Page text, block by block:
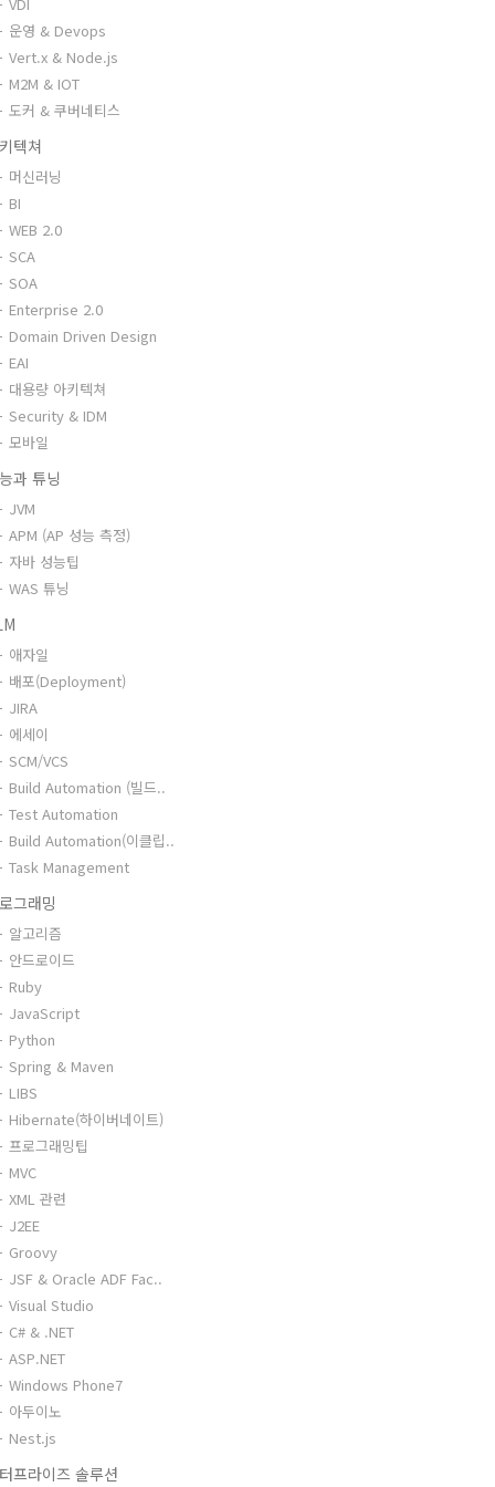
운영 & Devops
Vert.x & Node.js
M2M & IOT
도커 & 쿠버네티스
텍쳐
머신러닝
BI
WEB 2.0
SCA
SOA
Enterprise 2.0
Domain Driven Design
EAI
대용량 아키텍쳐
Security & IDM
모바일
과 튜닝
JVM
APM (AP 성능 측정)
자바 성능팁
WAS 튜닝
애자일
배포(Deployment)
JIRA
에세이
SCM/VCS
Build Automation (빌드..
Test Automation
Build Automation(이클립..
Task Management
그래밍
알고리즘
안드로이드
Ruby
JavaScript
Python
Spring & Maven
LIBS
Hibernate(하이버네이트)
프로그래밍팁
MVC
XML 관련
J2EE
Groovy
JSF & Oracle ADF Fac..
Visual Studio
C# & .NET
ASP.NET
Windows Phone7
아두이노
Nest.js
프라이즈 솔루션